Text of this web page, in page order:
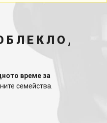
време за
семейства.
богат избор от